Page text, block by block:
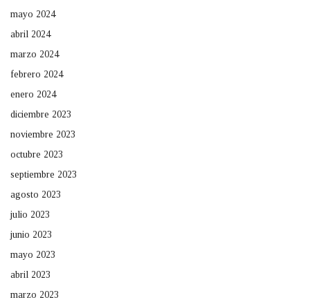
mayo 2024
abril 2024
marzo 2024
febrero 2024
enero 2024
diciembre 2023
noviembre 2023
octubre 2023
septiembre 2023
agosto 2023
julio 2023
junio 2023
mayo 2023
abril 2023
marzo 2023